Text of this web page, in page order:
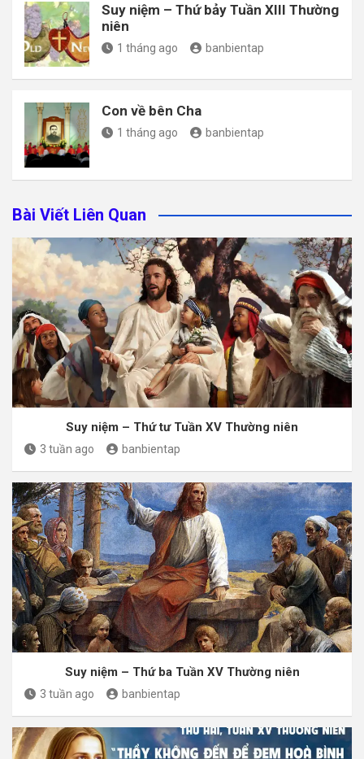
Suy niệm – Thứ bảy Tuần XIII Thường
niên
1 tháng ago banbientap
Con về bên Cha
1 tháng ago banbientap
Bài Viết Liên Quan
Suy niệm – Thứ tư Tuần XV Thường niên
3 tuần ago banbientap
Suy niệm – Thứ ba Tuần XV Thường niên
3 tuần ago banbientap